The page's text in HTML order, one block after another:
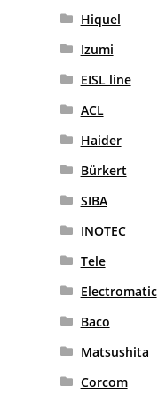
Hiquel
Izumi
EISL line
ACL
Haider
Bürkert
SIBA
INOTEC
Tele
Electromatic
Baco
Matsushita
Corcom